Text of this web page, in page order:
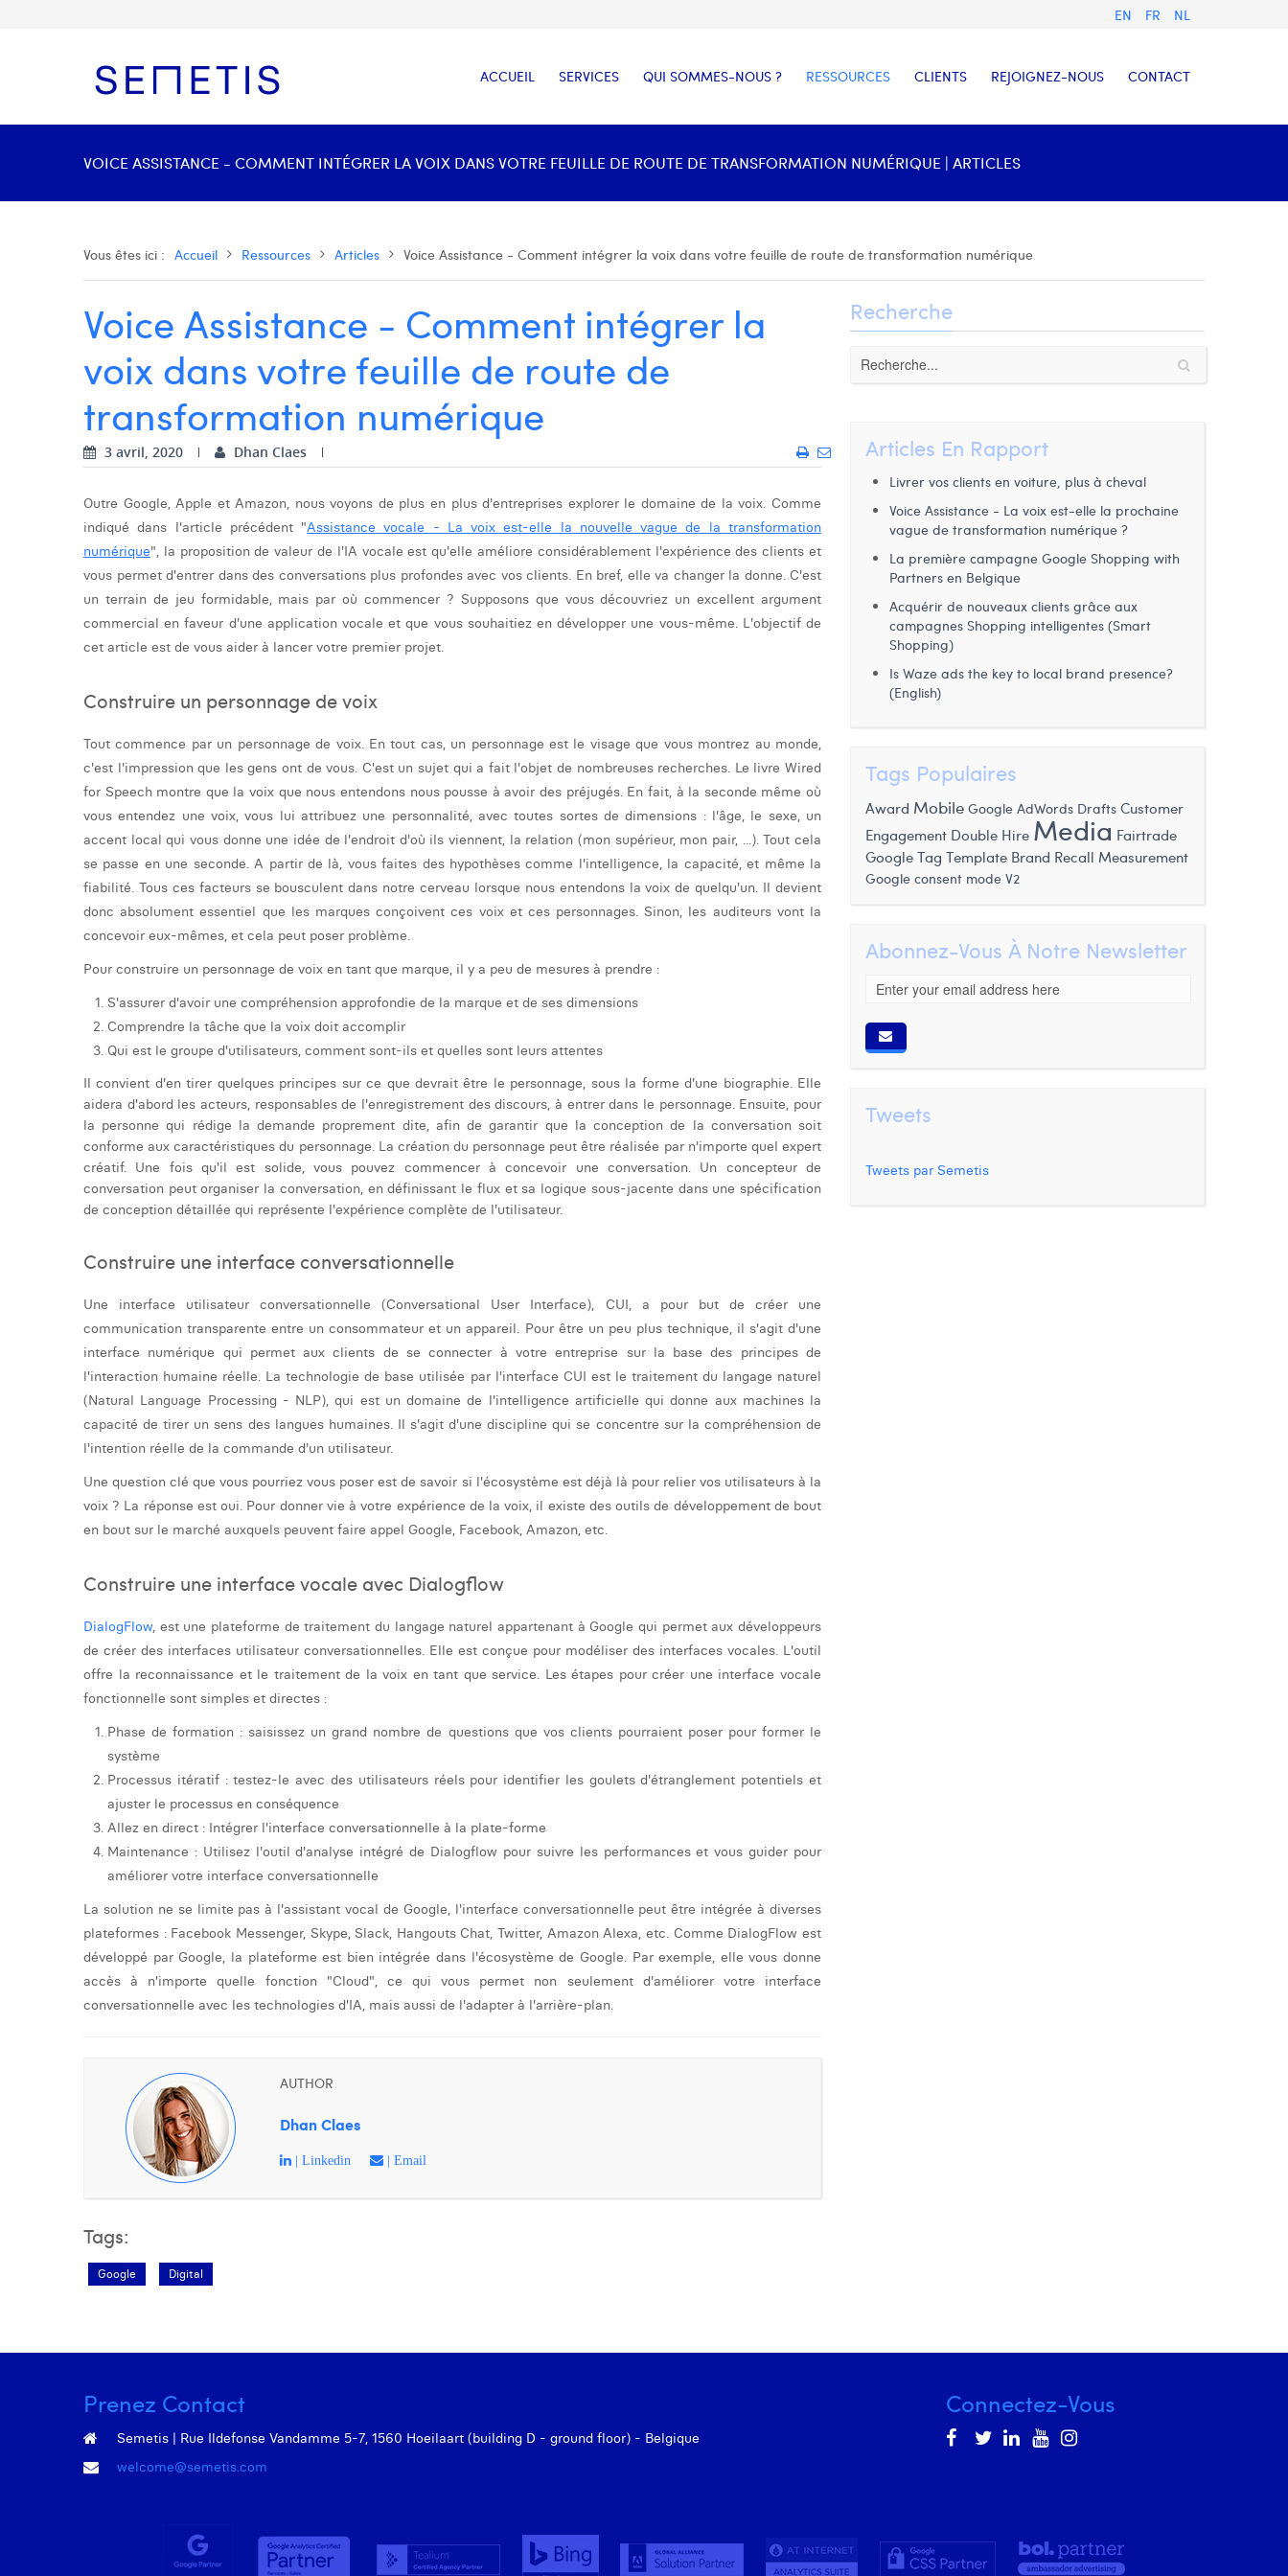
EN FR NL
ACCUEIL SERVICES QUI SOMMES-NOUS ? RESSOURCES CLIENTS REJOIGNEZ-NOUS CONTACT
VOICE ASSISTANCE - COMMENT INTÉGRER LA VOIX DANS VOTRE FEUILLE DE ROUTE DE TRANSFORMATION NUMÉRIQUE | ARTICLES
Vous êtes ici : Accueil Ressources Articles Voice Assistance - Comment intégrer la voix dans votre feuille de route de transformation numérique
Voice Assistance - Comment intégrer la
voix dans votre feuille de route de
transformation numérique
3 avril, 2020 Dhan Claes
Outre Google, Apple et Amazon, nous voyons de plus en plus d'entreprises explorer le domaine de la voix. Comme
indiqué dans l'article précédent "Assistance vocale - La voix est-elle la nouvelle vague de la transformation
numérique", la proposition de valeur de l'IA vocale est qu'elle améliore considérablement l'expérience des clients et
vous permet d'entrer dans des conversations plus profondes avec vos clients. En bref, elle va changer la donne. C'est
un terrain de jeu formidable, mais par où commencer ? Supposons que vous découvriez un excellent argument
commercial en faveur d'une application vocale et que vous souhaitiez en développer une vous-même. L'objectif de
cet article est de vous aider à lancer votre premier projet.
Construire un personnage de voix
Tout commence par un personnage de voix. En tout cas, un personnage est le visage que vous montrez au monde,
c'est l'impression que les gens ont de vous. C'est un sujet qui a fait l'objet de nombreuses recherches. Le livre Wired
for Speech montre que la voix que nous entendons nous pousse à avoir des préjugés. En fait, à la seconde même où
vous entendez une voix, vous lui attribuez une personnalité, avec toutes sortes de dimensions : l'âge, le sexe, un
accent local qui vous donne une idée de l'endroit d'où ils viennent, la relation (mon supérieur, mon pair, ...). Tout cela
se passe en une seconde. A partir de là, vous faites des hypothèses comme l'intelligence, la capacité, et même la
fiabilité. Tous ces facteurs se bousculent dans notre cerveau lorsque nous entendons la voix de quelqu'un. Il devient
donc absolument essentiel que les marques conçoivent ces voix et ces personnages. Sinon, les auditeurs vont la
concevoir eux-mêmes, et cela peut poser problème.
Pour construire un personnage de voix en tant que marque, il y a peu de mesures à prendre :
S'assurer d'avoir une compréhension approfondie de la marque et de ses dimensions
Comprendre la tâche que la voix doit accomplir
Qui est le groupe d'utilisateurs, comment sont-ils et quelles sont leurs attentes
Il convient d'en tirer quelques principes sur ce que devrait être le personnage, sous la forme d'une biographie. Elle
aidera d'abord les acteurs, responsables de l'enregistrement des discours, à entrer dans le personnage. Ensuite, pour
la personne qui rédige la demande proprement dite, afin de garantir que la conception de la conversation soit
conforme aux caractéristiques du personnage. La création du personnage peut être réalisée par n'importe quel expert
créatif. Une fois qu'il est solide, vous pouvez commencer à concevoir une conversation. Un concepteur de
conversation peut organiser la conversation, en définissant le flux et sa logique sous-jacente dans une spécification
de conception détaillée qui représente l'expérience complète de l'utilisateur.
Construire une interface conversationnelle
Une interface utilisateur conversationnelle (Conversational User Interface), CUI, a pour but de créer une
communication transparente entre un consommateur et un appareil. Pour être un peu plus technique, il s'agit d'une
interface numérique qui permet aux clients de se connecter à votre entreprise sur la base des principes de
l'interaction humaine réelle. La technologie de base utilisée par l'interface CUI est le traitement du langage naturel
(Natural Language Processing - NLP), qui est un domaine de l'intelligence artificielle qui donne aux machines la
capacité de tirer un sens des langues humaines. Il s'agit d'une discipline qui se concentre sur la compréhension de
l'intention réelle de la commande d'un utilisateur.
Une question clé que vous pourriez vous poser est de savoir si l'écosystème est déjà là pour relier vos utilisateurs à la
voix ? La réponse est oui. Pour donner vie à votre expérience de la voix, il existe des outils de développement de bout
en bout sur le marché auxquels peuvent faire appel Google, Facebook, Amazon, etc.
Construire une interface vocale avec Dialogflow
DialogFlow, est une plateforme de traitement du langage naturel appartenant à Google qui permet aux développeurs
de créer des interfaces utilisateur conversationnelles. Elle est conçue pour modéliser des interfaces vocales. L'outil
offre la reconnaissance et le traitement de la voix en tant que service. Les étapes pour créer une interface vocale
fonctionnelle sont simples et directes :
Phase de formation : saisissez un grand nombre de questions que vos clients pourraient poser pour former le
système
Processus itératif : testez-le avec des utilisateurs réels pour identifier les goulets d'étranglement potentiels et
ajuster le processus en conséquence
Allez en direct : Intégrer l'interface conversationnelle à la plate-forme
Maintenance : Utilisez l'outil d'analyse intégré de Dialogflow pour suivre les performances et vous guider pour
améliorer votre interface conversationnelle
La solution ne se limite pas à l'assistant vocal de Google, l'interface conversationnelle peut être intégrée à diverses
plateformes : Facebook Messenger, Skype, Slack, Hangouts Chat, Twitter, Amazon Alexa, etc. Comme DialogFlow est
développé par Google, la plateforme est bien intégrée dans l'écosystème de Google. Par exemple, elle vous donne
accès à n'importe quelle fonction "Cloud", ce qui vous permet non seulement d'améliorer votre interface
conversationnelle avec les technologies d'IA, mais aussi de l'adapter à l'arrière-plan.
AUTHOR
Dhan Claes
| Linkedin | Email
Tags:
Google Digital
Recherche
Articles En Rapport
Livrer vos clients en voiture, plus à cheval
Voice Assistance - La voix est-elle la prochaine
vague de transformation numérique ?
La première campagne Google Shopping with
Partners en Belgique
Acquérir de nouveaux clients grâce aux
campagnes Shopping intelligentes (Smart
Shopping)
Is Waze ads the key to local brand presence?
(English)
Tags Populaires
Award Mobile Google AdWords Drafts Customer
Engagement Double Hire Media Fairtrade
Google Tag Template Brand Recall Measurement
Google consent mode V2
Abonnez-Vous À Notre Newsletter
Tweets
Tweets par Semetis
Prenez Contact
Semetis | Rue Ildefonse Vandamme 5-7, 1560 Hoeilaart (building D - ground floor) - Belgique
welcome@semetis.com
Connectez-Vous